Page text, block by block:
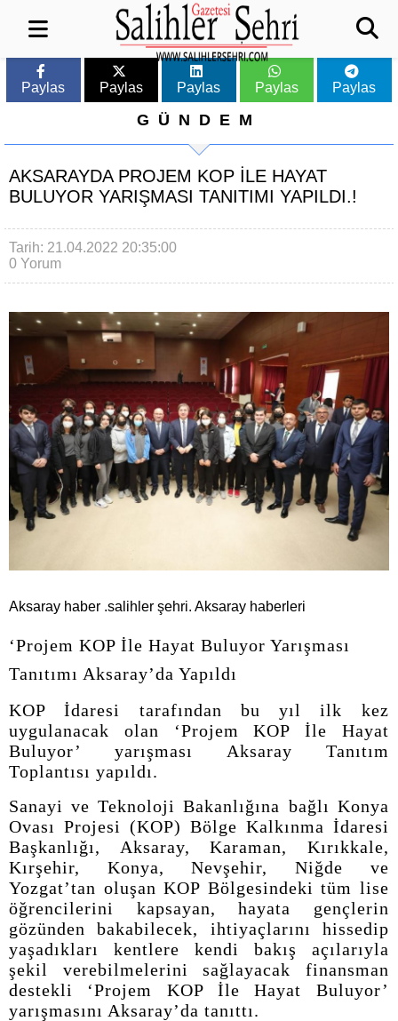
Paylas Paylas Paylas Paylas Paylas
GÜNDEM
AKSARAYDA PROJEM KOP İLE HAYAT
BULUYOR YARIŞMASI TANITIMI YAPILDI.!
Tarih: 21.04.2022 20:35:00
0 Yorum
Aksaray haber .salihler şehri. Aksaray haberleri
‘Projem KOP İle Hayat Buluyor Yarışması
Tanıtımı Aksaray’da Yapıldı
KOP İdaresi tarafından bu yıl ilk kez
uygulanacak olan ‘Projem KOP İle Hayat
Buluyor’ yarışması Aksaray Tanıtım
Toplantısı yapıldı.
Sanayi ve Teknoloji Bakanlığına bağlı Konya
Ovası Projesi (KOP) Bölge Kalkınma İdaresi
Başkanlığı, Aksaray, Karaman, Kırıkkale,
Kırşehir, Konya, Nevşehir, Niğde ve
Yozgat’tan oluşan KOP Bölgesindeki tüm lise
öğrencilerini kapsayan, hayata gençlerin
gözünden bakabilecek, ihtiyaçlarını hissedip
yaşadıkları kentlere kendi bakış açılarıyla
şekil verebilmelerini sağlayacak finansman
destekli ‘Projem KOP İle Hayat Buluyor’
yarışmasını Aksaray’da tanıttı.